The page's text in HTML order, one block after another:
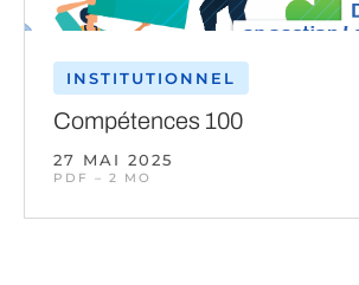
INSTITUTIONNEL
Compétences 100
27 MAI 2025
PDF – 2 MO